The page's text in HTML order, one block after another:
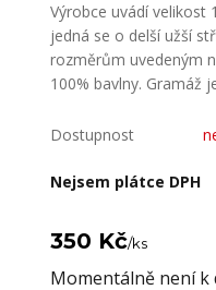
Výrobce uvádí velikost
jedná se o delší užší
rozměrům uvedeným
100% bavlny. Gramáž
Dostupnost
Nejsem plátce DPH
350 Kč/ks
Momentálně není k